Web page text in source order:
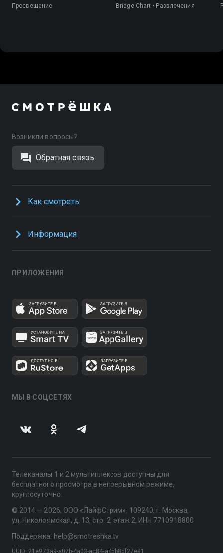
Просвещение Bridge Chart • Развлечения
Возникли вопросы?
Обратная связь
Как смотреть
Информация
ПРИЛОЖЕНИЯ
МЫ В СОЦСЕТЯХ
Телеканалы 1 и 2 мультиплексов доступны для
бесплатного просмотра в непрерывном режиме,
круглосуточно.
© 2014 — 2026, ООО «ЛайфСтрим», 109240, г. Москва,
ул. Николоямская, д. 13, стр. 2, этаж 2, ИНН 7710918800
Поддержка: help@smotreshka.tv
UUID: 21e973a9-a07b-4a03-ac84-a45b8df27e91